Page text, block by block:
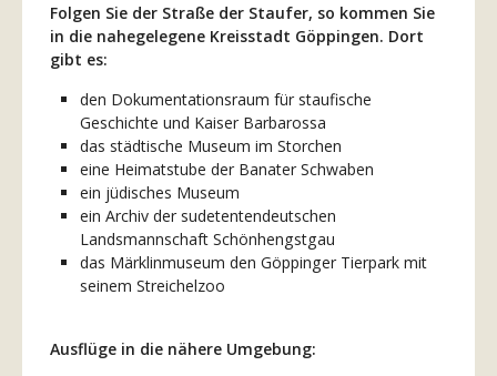
Folgen Sie der Straße der Staufer, so kommen Sie
in die nahegelegene Kreisstadt Göppingen. Dort
gibt es:
den Dokumentationsraum für staufische
Geschichte und Kaiser Barbarossa
das städtische Museum im Storchen
eine Heimatstube der Banater Schwaben
ein jüdisches Museum
ein Archiv der sudetentendeutschen
Landsmannschaft Schönhengstgau
das Märklinmuseum den Göppinger Tierpark mit
seinem Streichelzoo
Ausflüge in die nähere Umgebung: